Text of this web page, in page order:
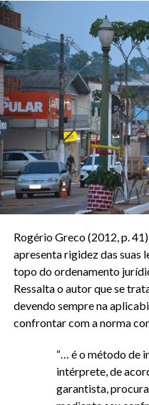
Rogério Greco (2012, p.
apresenta rigidez das suas
topo do ordenamento
Ressalta o autor que se
devendo sempre na
confrontar com a norma
“… é o método de
intérprete, de
garantista,